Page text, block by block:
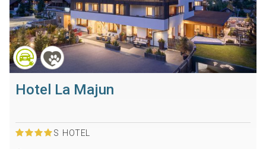
Hotel La Majun
S HOTEL